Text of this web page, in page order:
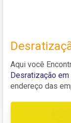
Aqui você
Desratização
endereço das